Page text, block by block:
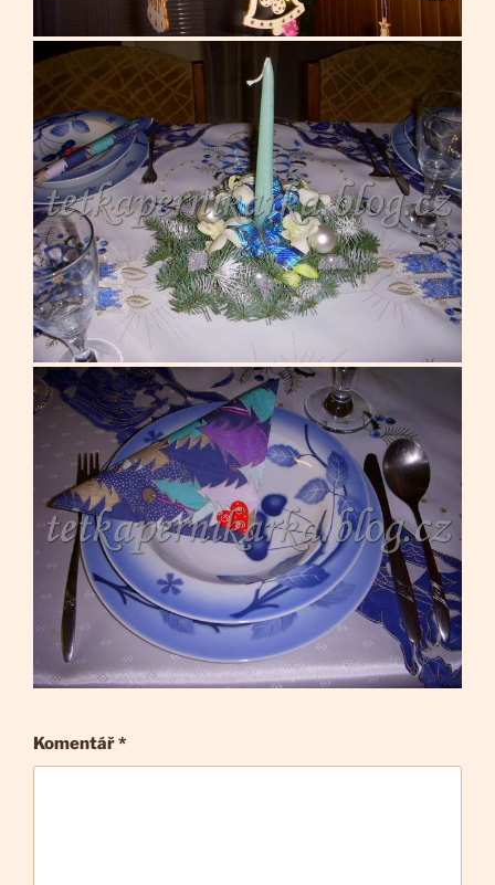
Komentář*